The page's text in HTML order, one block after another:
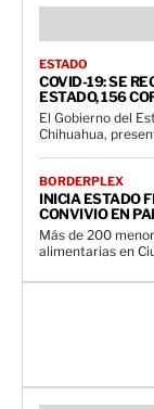
ESTADO
COVID-19: SE
ESTADO, 156
El Gobierno del
Chihuahua,
BORDERPLEX
INICIA ESTADO
CONVIVIO EN
Más de 200